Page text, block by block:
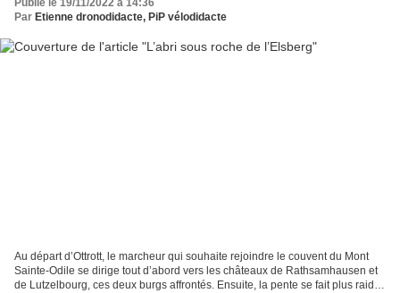
Publié le 19/11/2022 à 14:36
Par Etienne dronodidacte, PiP vélodidacte
Au départ d’Ottrott, le marcheur qui souhaite rejoindre le couvent du Mont
Sainte-Odile se dirige tout d’abord vers les châteaux de Rathsamhausen et
de Lutzelbourg, ces deux burgs affrontés. Ensuite, la pente se fait plus raide